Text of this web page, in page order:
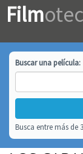
Film
Buscar unapelícula:
Busca entre más de